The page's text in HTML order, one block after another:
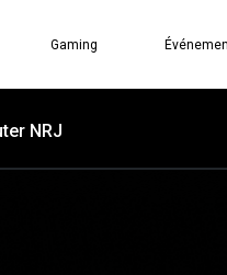
Gaming
NRJ